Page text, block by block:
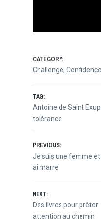
CATEGORY:
Challenge,
TAG:
Antoine de Saint
tolérance
de
l’article
PREVIOUS:
Previous
post:
Je suis une femme et
ai marre
NEXT:
Next
post:
Des livres pour prêter
attention au chemin